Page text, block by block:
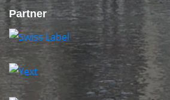
Partner